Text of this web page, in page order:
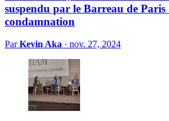
suspendu par le Barreau de
condamnation
ParKevin Aka · nov. 27, 2024